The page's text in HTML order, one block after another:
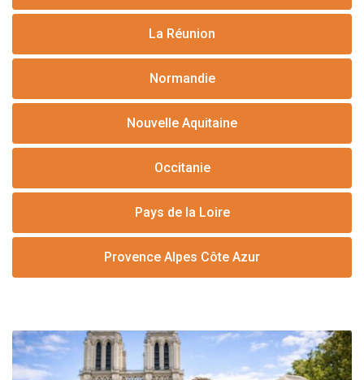
La Réunion
Normandie
Nouvelle Aquitaine
Occitanie
Pays de la Loire
Provence Alpes Côte Azur